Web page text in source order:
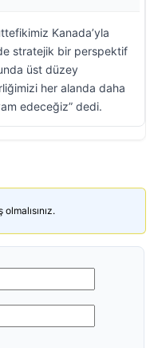
Kanada’yla
stratejik bir perspektif
üst düzey
her alanda daha
edeceğiz” dedi.